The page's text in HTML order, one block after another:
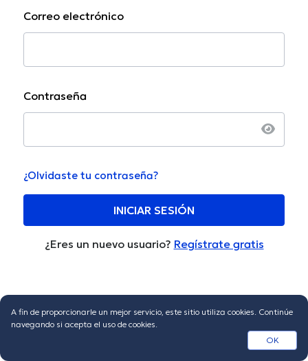
Correo electrónico
Contraseña
¿Olvidaste tu contraseña?
INICIAR SESIÓN
¿Eres un nuevo usuario? Regístrate gratis
A fin de proporcionarle un mejor servicio, este sitio utiliza cookies. Continúe
navegando si acepta el uso de cookies.
OK